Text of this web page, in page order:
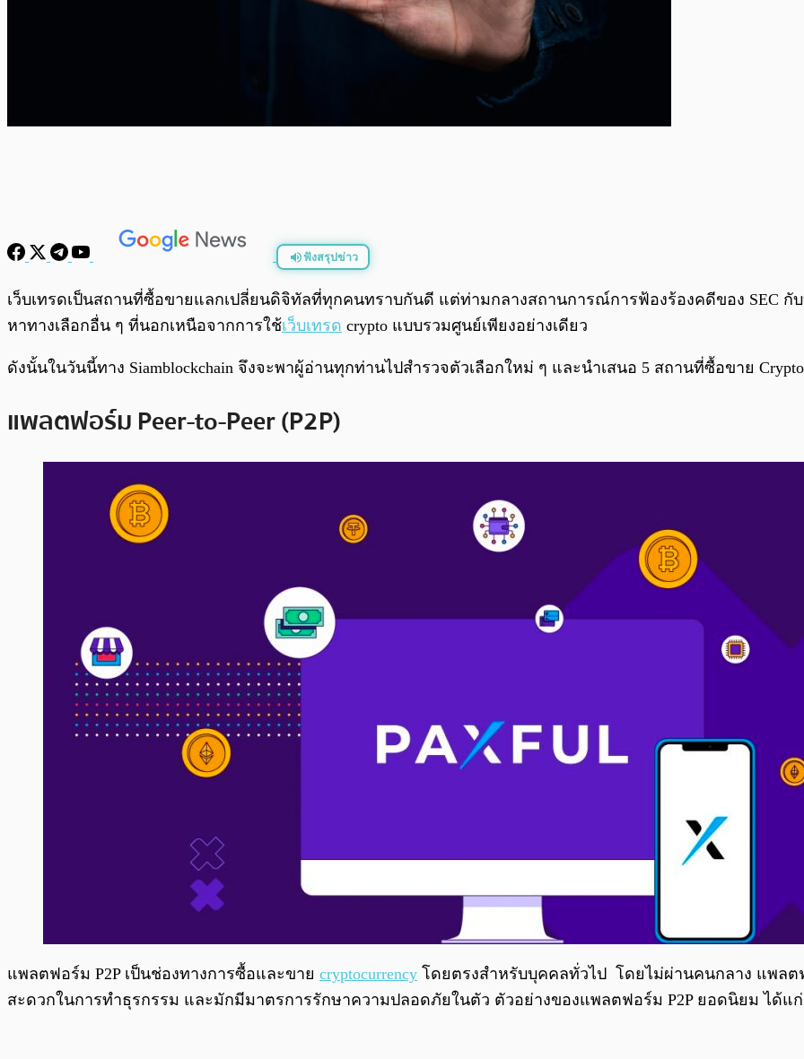
ฟังสรุปข่าว
พร้อมเล่น
เว็บเทรดเป็นสถานที่ซื้อขายแลกเปลี่ยนดิจิทัลที่ทุกคนทราบกันดี แต่ท่ามกลางสถานการณ์การฟ้องร้องคดีของ SEC
หาทางเลือกอื่น ๆ ที่นอกเหนือจากการใช้เว็บเทรด crypto แบบรวมศูนย์เพียงอย่างเดียว
ดังนั้นในวันนี้ทาง Siamblockchain จึงจะพาผู้อ่านทุกท่านไปสำรวจตัวเลือกใหม่ ๆ และนำเสนอ 5 สถานที่ซื้อขาย
แพลตฟอร์ม Peer-to-Peer (P2P)
แพลตฟอร์ม P2P เป็นช่องทางการซื้อและขาย cryptocurrency โดยตรงสำหรับบุคคลทั่วไป โดยไม่ผ่านคนกลาง แพล
สะดวกในการทำธุรกรรม และมักมีมาตรการรักษาความปลอดภัยในตัว ตัวอย่างของแพลตฟอร์ม P2P ยอดนิยม ได้แ